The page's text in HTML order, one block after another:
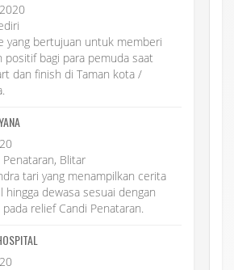
yang bertujuan untuk memberi
positif bagi para pemuda saat
dan finish di Taman kota /
Blitar
tari yang menampilkan cerita
hingga dewasa sesuai dengan
relief Candi Penataran.